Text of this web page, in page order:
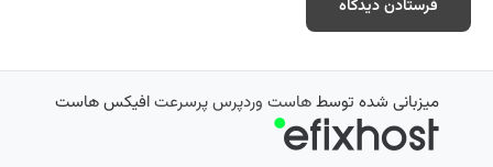
میزبانی شده توسطهاست وردپرس پرسرعتافیکس هاست